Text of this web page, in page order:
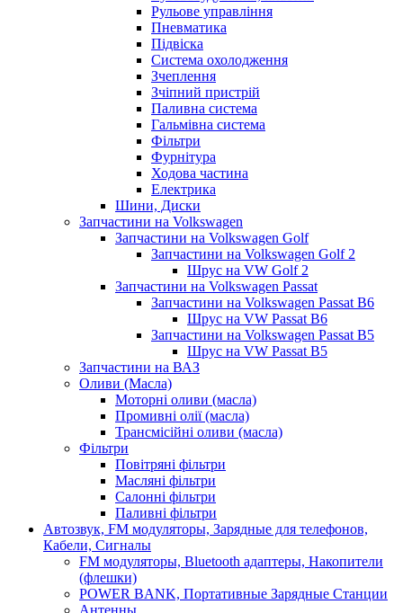
Рульове управління
Пневматика
Підвіска
Система охолодження
Зчеплення
Зчіпний пристрій
Паливна система
Гальмівна система
Фільтри
Фурнітура
Ходова частина
Електрика
Шини, Диски
Запчастини на Volkswagen
Запчастини на Volkswagen Golf
Запчастини на Volkswagen Golf 2
Шрус на VW Golf 2
Запчастини на Volkswagen Passat
Запчастини на Volkswagen Passat B6
Шрус на VW Passat B6
Запчастини на Volkswagen Passat B5
Шрус на VW Passat B5
Запчастини на ВАЗ
Оливи (Масла)
Моторні оливи (масла)
Промивні олії (масла)
Трансмісійні оливи (масла)
Фільтри
Повітряні фільтри
Масляні фільтри
Салонні фільтри
Паливні фільтри
Автозвук, FM модуляторы, Зарядные для телефонов,
Кабели, Сигналы
FM модуляторы, Bluetooth адаптеры, Накопители
(флешки)
POWER BANK, Портативные Зарядные Станции
Антенны